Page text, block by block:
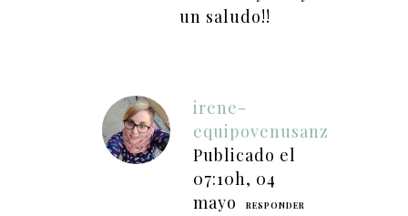
un saludo!!
irene-
equipovenusanz
Publicado el
07:10h, 04
mayo
RESPONDER